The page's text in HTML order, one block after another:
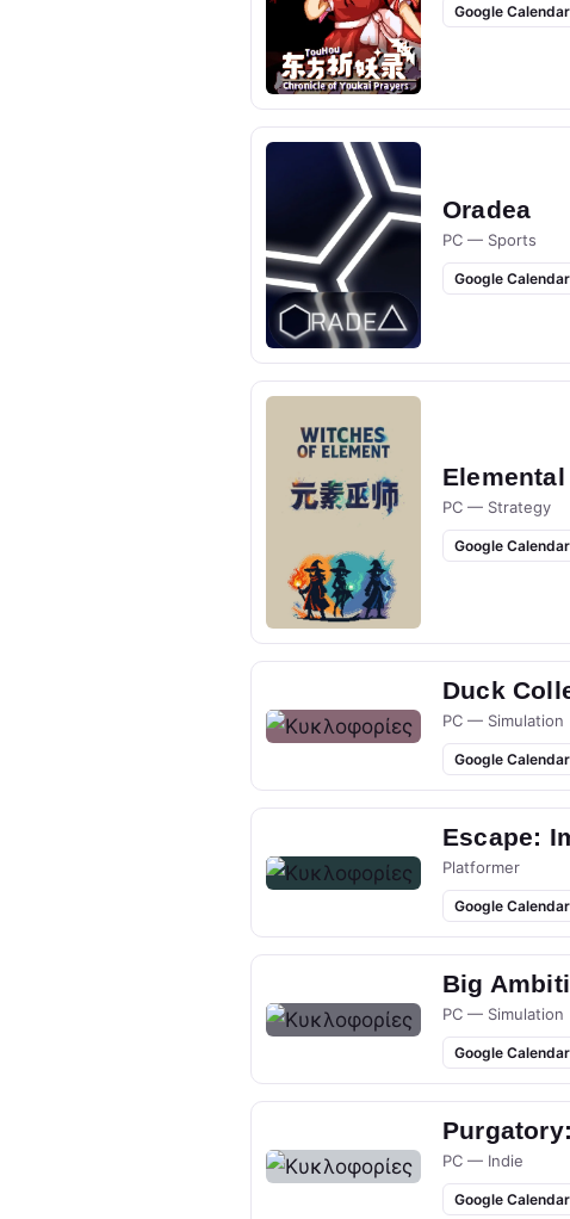
Google Calendar
Oradea
PC — Sports
Google Calendar
PC — Strategy
Google Calendar
Duck
PC — Simulation
Google Calendar
Escape:
Platformer
Google Calendar
Big
PC — Simulation
Google Calendar
PC — Indie
Google Calendar